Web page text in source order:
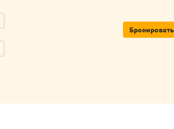
Бронировать